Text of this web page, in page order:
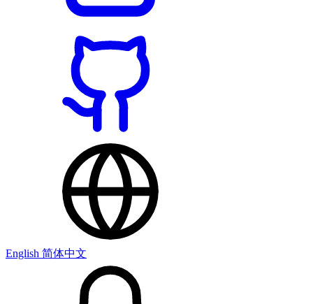
English 简体中文